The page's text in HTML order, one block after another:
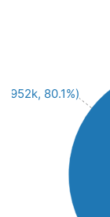
(952k, 80.1%)